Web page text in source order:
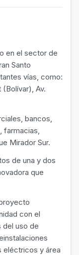
en el sector de
Santo
vías, como:
(Bolívar), Av.
bancos,
farmacias,
Mirador Sur.
de una y dos
que
con el
del uso de
eléctricos y área